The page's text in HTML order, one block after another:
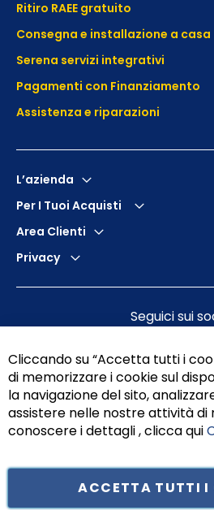
Ritiro RAEE gratuito
Consegna e installazione a casa
Serena servizi integrativi
Pagamenti con Finanziamento
Assistenza e riparazioni
L’azienda
Per I Tuoi Acquisti
Area Clienti
Privacy
Seguici sui
Cliccando su “Accetta tutti i
di memorizzare i cookie sul
la navigazione del sito,
assistere nelle nostre attività di
conoscere i dettagli , clicca qui
ACCETTA TUTTI I